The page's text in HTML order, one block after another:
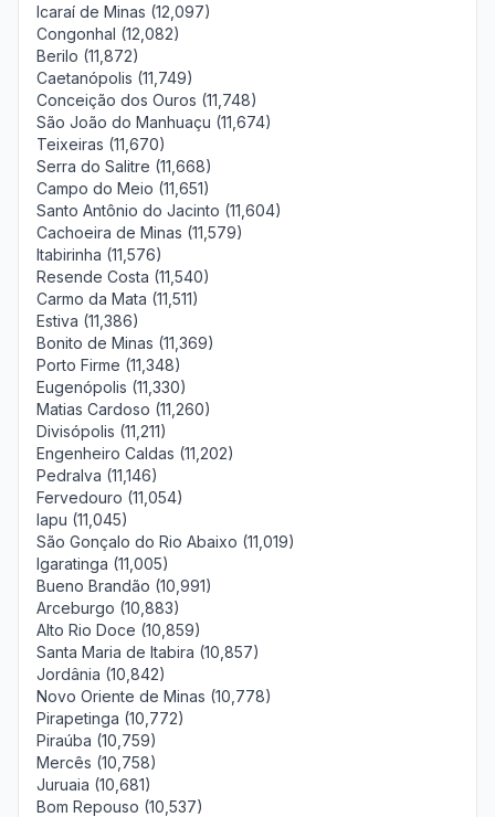
Icaraí de Minas (12,097)
Congonhal (12,082)
Berilo (11,872)
Caetanópolis (11,749)
Conceição dos Ouros (11,748)
São João do Manhuaçu (11,674)
Teixeiras (11,670)
Serra do Salitre (11,668)
Campo do Meio (11,651)
Santo Antônio do Jacinto (11,604)
Cachoeira de Minas (11,579)
Itabirinha (11,576)
Resende Costa (11,540)
Carmo da Mata (11,511)
Estiva (11,386)
Bonito de Minas (11,369)
Porto Firme (11,348)
Eugenópolis (11,330)
Matias Cardoso (11,260)
Divisópolis (11,211)
Engenheiro Caldas (11,202)
Pedralva (11,146)
Fervedouro (11,054)
Iapu (11,045)
São Gonçalo do Rio Abaixo (11,019)
Igaratinga (11,005)
Bueno Brandão (10,991)
Arceburgo (10,883)
Alto Rio Doce (10,859)
Santa Maria de Itabira (10,857)
Jordânia (10,842)
Novo Oriente de Minas (10,778)
Pirapetinga (10,772)
Piraúba (10,759)
Mercês (10,758)
Juruaia (10,681)
Bom Repouso (10,537)